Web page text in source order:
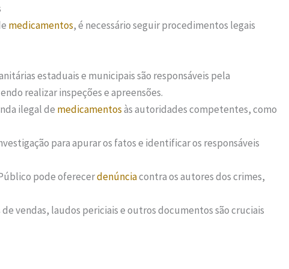
medicamentos, é necessário seguir procedimentos legais
estaduais e municipais são responsáveis pela
realizar inspeções e apreensões.
ilegal de medicamentosàs autoridades competentes, como
para apurar os fatos e identificar os responsáveis
pode oferecerdenúnciacontra os autores dos crimes,
vendas, laudos periciais e outros documentos são cruciais